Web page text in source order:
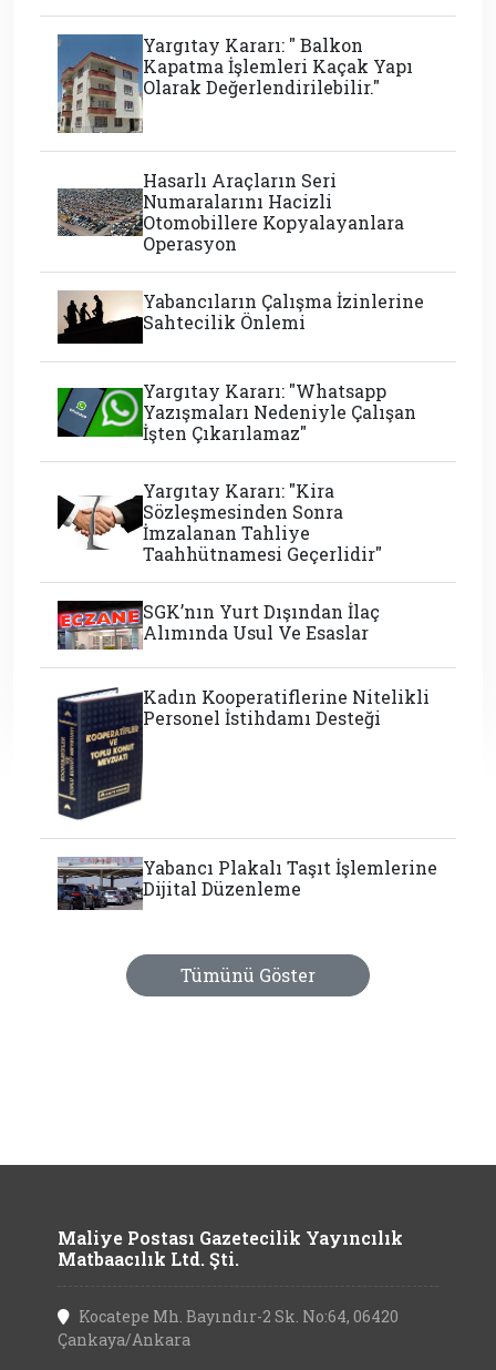
Yargıtay Kararı: " Balkon
Kapatma İşlemleri Kaçak Yapı
Olarak Değerlendirilebilir."
Hasarlı Araçların Seri
Numaralarını Hacizli
Otomobillere Kopyalayanlara
Operasyon
Yabancıların Çalışma İzinlerine
Sahtecilik Önlemi
Yargıtay Kararı: "Whatsapp
Yazışmaları Nedeniyle Çalışan
İşten Çıkarılamaz"
Yargıtay Kararı: "Kira
Sözleşmesinden Sonra
İmzalanan Tahliye
Taahhütnamesi Geçerlidir"
SGK’nın Yurt Dışından İlaç
Alımında Usul Ve Esaslar
Kadın Kooperatiflerine Nitelikli
Personel İstihdamı Desteği
Yabancı Plakalı Taşıt İşlemlerine
Dijital Düzenleme
Tümünü Göster
Maliye Postası Gazetecilik Yayıncılık
Matbaacılık Ltd. Şti.
Kocatepe Mh. Bayındır-2 Sk. No:64, 06420
Çankaya/Ankara